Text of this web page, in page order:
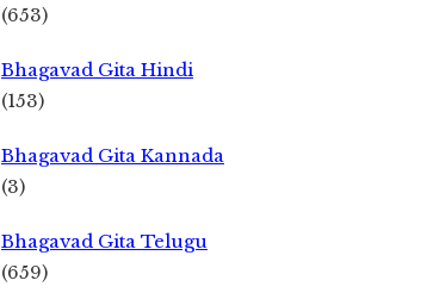
(653)
Bhagavad Gita Hindi
(153)
Bhagavad Gita Kannada
(3)
Bhagavad Gita Telugu
(659)